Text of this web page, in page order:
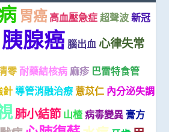
胃癌 高血壓急症 超聲波 新冠
胰腺癌 腦出血 心律失常
零耐藥結核病 麻疹 巴雷特食管
針 導管消融治療 薏苡仁 內分泌失調
肺小結節 山楂 病毒變異 膏方